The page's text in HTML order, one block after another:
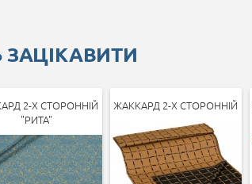
2-Х СТОРОННІЙ
"РИТА"
ЖАККАРД 2-Х СТОРОННІЙ